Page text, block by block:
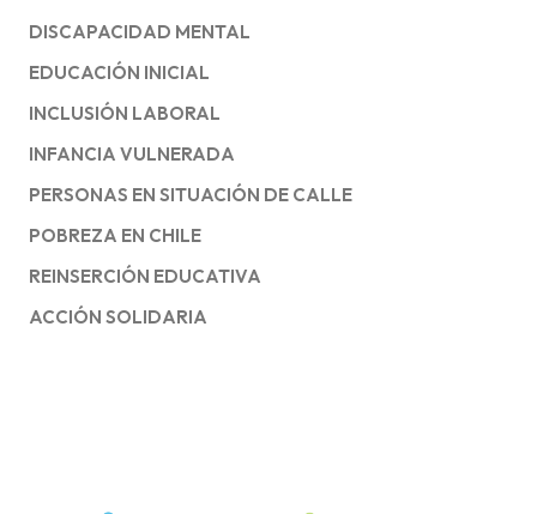
DISCAPACIDAD MENTAL
EDUCACIÓN INICIAL
INCLUSIÓN LABORAL
INFANCIA VULNERADA
PERSONAS EN SITUACIÓN DE CALLE
POBREZA EN CHILE
REINSERCIÓN EDUCATIVA
ACCIÓN SOLIDARIA